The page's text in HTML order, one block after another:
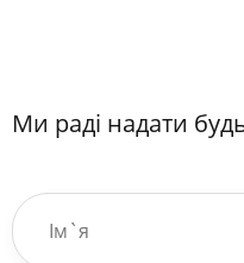
Ми раді надати